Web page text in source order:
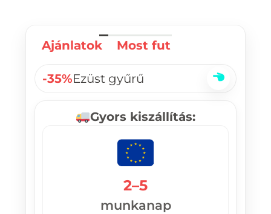
Ajánlatok Most fut
-35%Ezüst gyűrű
Gyors kiszállítás:
2–5
munkanap